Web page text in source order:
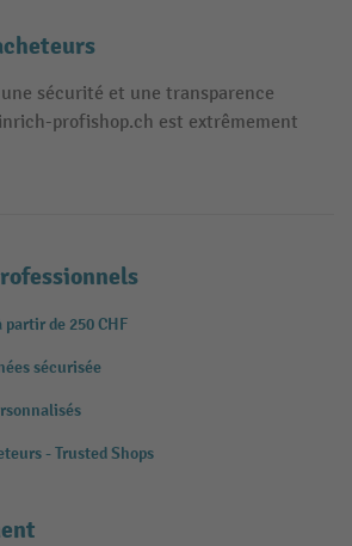
sécurité et une transparence
profishop.ch est extrêmement
de 250 CHF
sécurisée
- Trusted Shops